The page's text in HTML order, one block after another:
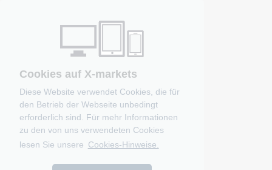
Cookies auf X-markets
Diese Website verwendet Cookies, die für
den Betrieb der Webseite unbedingt
erforderlich sind. Für mehr Informationen
zu den von uns verwendeten Cookies
lesen Sie unsere Cookies-Hinweise.